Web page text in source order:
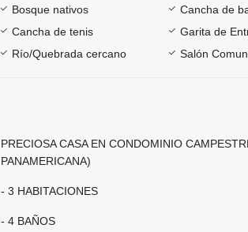
Bosque nativos
Cancha de
Cancha de tenis
Garita de
Río/Quebrada cercano
Salón
PRECIOSA CASA EN CONDOMINIO
PANAMERICANA)
- 3 HABITACIONES
- 4 BAÑOS